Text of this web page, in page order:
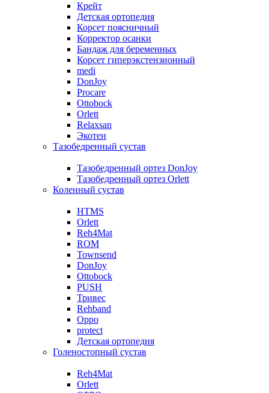
Крейт
Детская ортопедия
Корсет поясничный
Корректор осанки
Бандаж для беременных
Корсет гиперэкстензионный
medi
DonJoy
Procare
Ottobock
Orlett
Relaxsan
Экотен
Тазобедренный сустав
Тазобедренный ортез DonJoy
Тазобедренный ортез Orlett
Коленный сустав
HTMS
Orlett
Reh4Mat
ROM
Townsend
DonJoy
Ottobock
PUSH
Тривес
Rehband
Oppo
protect
Детская ортопедия
Голеностопный сустав
Reh4Mat
Orlett